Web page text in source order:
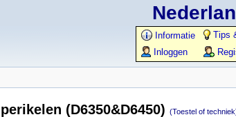
Informatie Tips
Inloggen
(D6350&D6450) (Toestel of